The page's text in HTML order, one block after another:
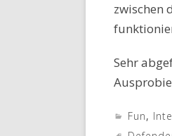
zwischen
Sehr
Fun,